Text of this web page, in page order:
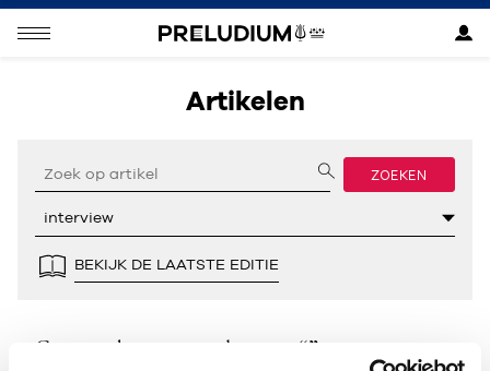
Artikelen
ZOEKEN
BEKIJK DE LAATSTE EDITIE
Geen resultaten gevonden voor “”.